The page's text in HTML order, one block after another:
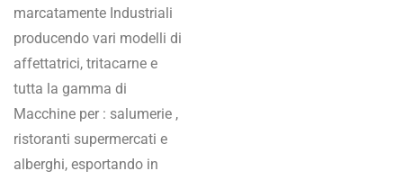
marcatamente Industriali
producendo vari modelli di
affettatrici, tritacarne e
tutta la gamma di
Macchine per : salumerie ,
ristoranti supermercati e
alberghi, esportando in